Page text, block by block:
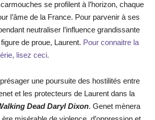
se profilent à l’horizon, chaque
l’âme de la France. Pour parvenir à ses
neutraliser l’influence grandissante
de proue, Laurent. Pour connaitre la
lisez ceci.
une poursuite des hostilités entre
et les protecteurs de Laurent dans la
Dead Daryl Dixon. Genet mènera